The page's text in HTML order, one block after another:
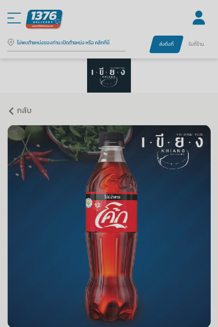
ไม่พบตำแหน่งของท่าน เปิดตำแหน่ง หรือ คลิกที่นี่ ส่งถึงที่ รับที่ร้าน
กลับ